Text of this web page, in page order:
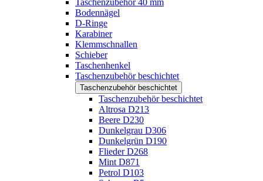
Taschenzubehör 40 mm
Bodennägel
D-Ringe
Karabiner
Klemmschnallen
Schieber
Taschenhenkel
Taschenzubehör beschichtet
Taschenzubehör beschichtet
Taschenzubehör beschichtet
Altrosa D213
Beere D230
Dunkelgrau D306
Dunkelgrün D190
Flieder D268
Mint D871
Petrol D103